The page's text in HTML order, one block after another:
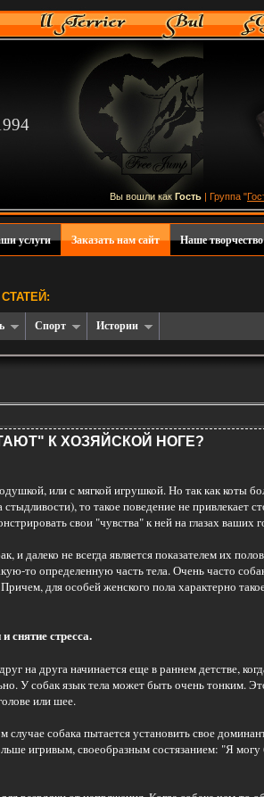
Вы вошли как Гость | Группа "
услуги Заказать нам сайт Наше творчество
Спорт Истории
К ХОЗЯЙСКОЙ НОГЕ?
или с мягкой игрушкой. Но так как коты
то такое поведение не привлекает
свои "чувства" к ней на глазах ваших
далеко не всегда является показателем их
то определенную часть тела. Очень часто
для особей женского пола характерно
снятие стресса.
на друга начинается еще в раннем детстве,
У собак язык тела может быть очень тонким.
или шее.
случае собака пытается установить свое
игривым, своеобразным состязанием: "Я могу